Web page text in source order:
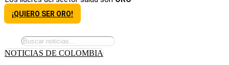
¡QUIERO SER ORO!
NOTICIAS DE COLOMBIA